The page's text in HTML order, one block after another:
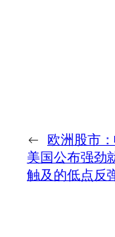
← 欧洲股市
美国公布强劲
触及的低点反